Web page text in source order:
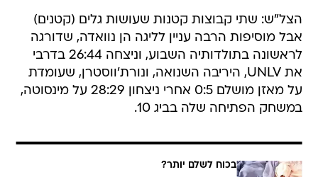
הצל"ש: שתי קבוצות קטנות שעושות גלים (קטנים)
אבל מוסיפות הרבה עניין לליגה הן נוואדה, שדורגה
לראשונה בתולדותיה השבוע, וניצחה 26:44 בדרבי
את UNLV, היריבה השנואה, ונורת'ווסטרן, שעומדת
על מאזן מושלם 0:5 אחרי ניצחון 28:29 על מינסוטה,
במשחק הפתיחה שלה בביג 10.
בכוח לשלם יותר?